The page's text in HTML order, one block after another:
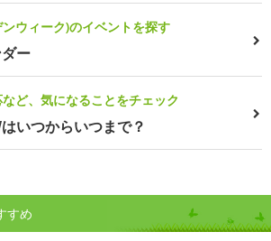
ウィーク)のイベントを探す
ー
ど、気になることをチェック
いつからいつまで？
すめ